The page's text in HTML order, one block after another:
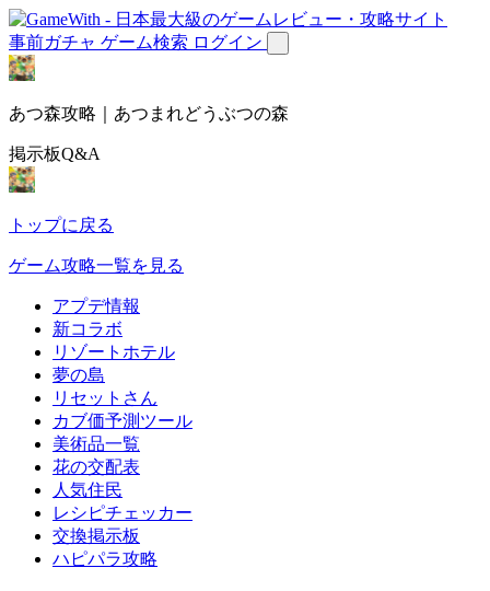
事前ガチャ ゲーム検索 ログイン
あつ森攻略｜あつまれどうぶつの森
掲示板Q&A
トップに戻る
ゲーム攻略一覧を見る
アプデ情報
新コラボ
リゾートホテル
夢の島
リセットさん
カブ価予測ツール
美術品一覧
花の交配表
人気住民
レシピチェッカー
交換掲示板
ハピパラ攻略